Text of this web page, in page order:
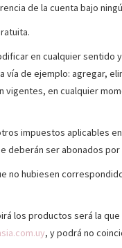
de la cuenta bajo
en cualquier
de ejemplo: agregar,
vigentes, en cualquier
impuestos aplicables
deberán ser abonados por
no hubiesen
los productos será la
, y podrá no